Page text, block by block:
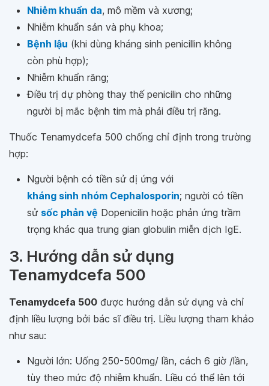
Nhiễm khuẩn da, mô mềm và xương;
Nhiễm khuẩn sản và phụ khoa;
Bệnh lậu (khi dùng kháng sinh penicillin không
còn phù hợp);
Nhiễm khuẩn răng;
Điều trị dự phòng thay thế penicilin cho những
người bị mắc bệnh tim mà phải điều trị răng.
Thuốc Tenamydcefa 500 chống chỉ định trong trường
hợp:
Người bệnh có tiền sử dị ứng với
kháng sinh nhóm Cephalosporin; người có tiền
sử sốc phản vệ Dopenicilin hoặc phản ứng trầm
trọng khác qua trung gian globulin miễn dịch IgE.
3. Hướng dẫn sử dụng
Tenamydcefa 500
Tenamydcefa 500 được hướng dẫn sử dụng và chỉ
định liều lượng bởi bác sĩ điều trị. Liều lượng tham khảo
như sau:
Người lớn: Uống 250-500mg/ lần, cách 6 giờ /lần,
tùy theo mức độ nhiễm khuẩn. Liều có thể lên tới